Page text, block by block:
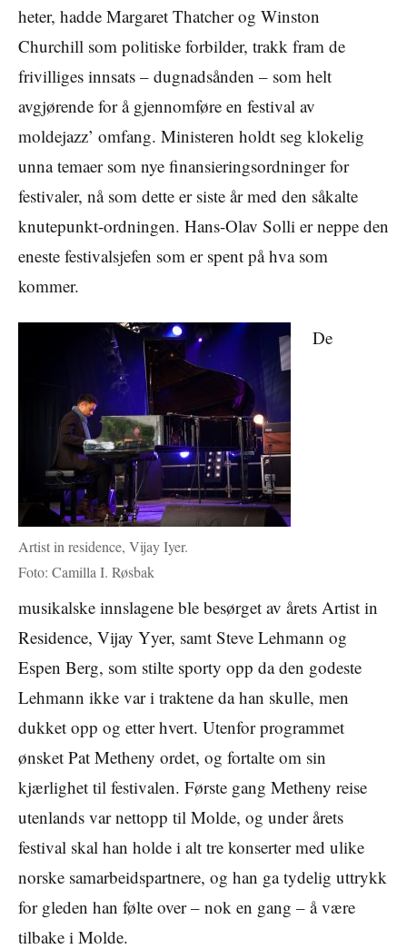
heter, hadde Margaret Thatcher og Winston
Churchill som politiske forbilder, trakk fram de
frivilliges innsats – dugnadsånden – som helt
avgjørende for å gjennomføre en festival av
moldejazz’ omfang. Ministeren holdt seg klokelig
unna temaer som nye finansieringsordninger for
festivaler, nå som dette er siste år med den såkalte
knutepunkt-ordningen. Hans-Olav Solli er neppe den
eneste festivalsjefen som er spent på hva som
kommer.
Artist in residence, Vijay Iyer.
Foto: Camilla I. Røsbak
De
musikalske innslagene ble besørget av årets Artist in
Residence, Vijay Yyer, samt Steve Lehmann og
Espen Berg, som stilte sporty opp da den godeste
Lehmann ikke var i traktene da han skulle, men
dukket opp og etter hvert. Utenfor programmet
ønsket Pat Metheny ordet, og fortalte om sin
kjærlighet til festivalen. Første gang Metheny reise
utenlands var nettopp til Molde, og under årets
festival skal han holde i alt tre konserter med ulike
norske samarbeidspartnere, og han ga tydelig uttrykk
for gleden han følte over – nok en gang – å være
tilbake i Molde.